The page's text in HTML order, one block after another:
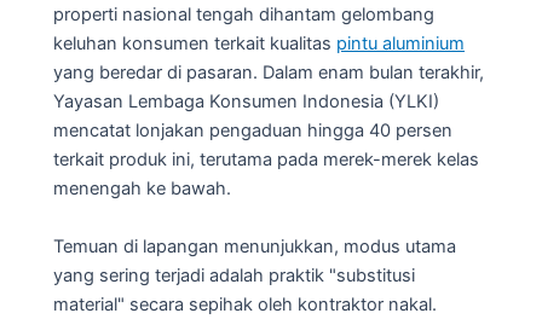
properti nasional tengah dihantam gelombang
keluhan konsumen terkait kualitas pintu aluminium
yang beredar di pasaran. Dalam enam bulan terakhir,
Yayasan Lembaga Konsumen Indonesia (YLKI)
mencatat lonjakan pengaduan hingga 40 persen
terkait produk ini, terutama pada merek-merek kelas
menengah ke bawah.
Temuan di lapangan menunjukkan, modus utama
yang sering terjadi adalah praktik "substitusi
material" secara sepihak oleh kontraktor nakal.